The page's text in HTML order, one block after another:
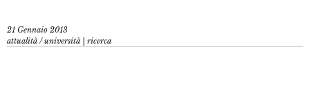
21 Gennaio 2013
attualità /università | ricerca